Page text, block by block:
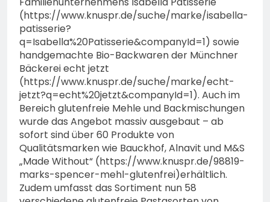
(https://www.knuspr.de/suche/marke/isabella-
patisserie?
q=Isabella%20Patisserie&companyId=1) sowie
handgemachte Bio-Backwaren der Münchner
Bäckerei echt jetzt
(https://www.knuspr.de/suche/marke/echt-
jetzt?q=echt%20jetzt&companyId=1). Auch im
Bereich glutenfreie Mehle und Backmischungen
wurde das Angebot massiv ausgebaut – ab
sofort sind über 60 Produkte von
Qualitätsmarken wie Bauckhof, Alnavit und M&S
„Made Without“ (https://www.knuspr.de/98819-
marks-spencer-mehl-glutenfrei)erhältlich.
Zudem umfasst das Sortiment nun 58